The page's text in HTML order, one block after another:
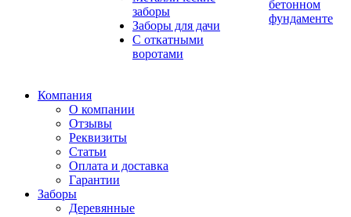
заборы
Заборы для дачи
С откатными
воротами
бетонном
фундаменте
Компания
О компании
Отзывы
Реквизиты
Статьи
Оплата и доставка
Гарантии
Заборы
Деревянные